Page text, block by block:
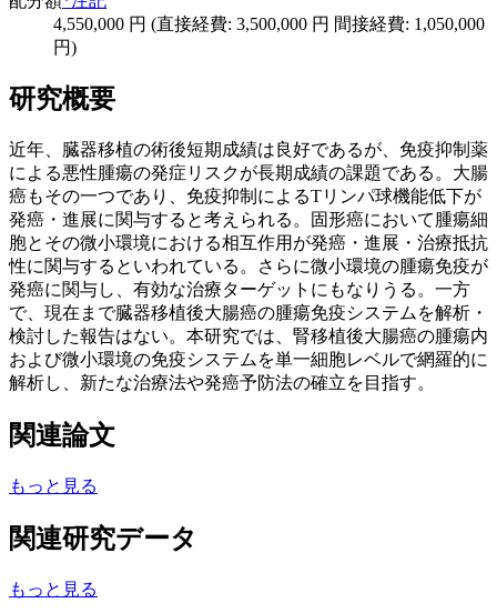
4,550,000 円 (直接経費: 3,500,000 円 間接経費: 1,050,000
円)
研究概要
近年、臓器移植の術後短期成績は良好であるが、免疫抑制薬
による悪性腫瘍の発症リスクが長期成績の課題である。大腸
癌もその一つであり、免疫抑制によるTリンパ球機能低下が
発癌・進展に関与すると考えられる。固形癌において腫瘍細
胞とその微小環境における相互作用が発癌・進展・治療抵抗
性に関与するといわれている。さらに微小環境の腫瘍免疫が
発癌に関与し、有効な治療ターゲットにもなりうる。一方
で、現在まで臓器移植後大腸癌の腫瘍免疫システムを解析・
検討した報告はない。本研究では、腎移植後大腸癌の腫瘍内
および微小環境の免疫システムを単一細胞レベルで網羅的に
解析し、新たな治療法や発癌予防法の確立を目指す。
関連論文
もっと見る
関連研究データ
もっと見る